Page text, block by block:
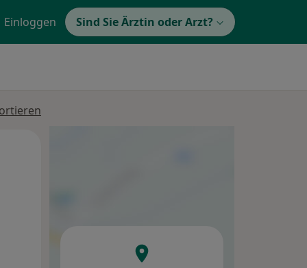
Einloggen Sind Sie Ärztin oder Arzt?